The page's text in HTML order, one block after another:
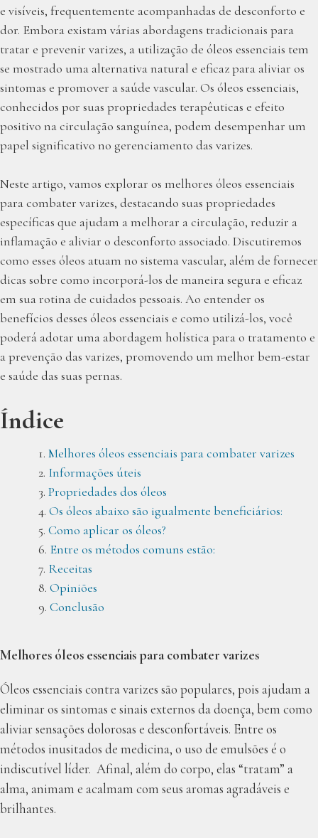
e visíveis, frequentemente acompanhadas de desconforto e
dor. Embora existam várias abordagens tradicionais para
tratar e prevenir varizes, a utilização de óleos essenciais tem
se mostrado uma alternativa natural e eficaz para aliviar os
sintomas e promover a saúde vascular. Os óleos essenciais,
conhecidos por suas propriedades terapêuticas e efeito
positivo na circulação sanguínea, podem desempenhar um
papel significativo no gerenciamento das varizes.
Neste artigo, vamos explorar os melhores óleos essenciais
para combater varizes, destacando suas propriedades
específicas que ajudam a melhorar a circulação, reduzir a
inflamação e aliviar o desconforto associado. Discutiremos
como esses óleos atuam no sistema vascular, além de fornecer
dicas sobre como incorporá-los de maneira segura e eficaz
em sua rotina de cuidados pessoais. Ao entender os
benefícios desses óleos essenciais e como utilizá-los, você
poderá adotar uma abordagem holística para o tratamento e
a prevenção das varizes, promovendo um melhor bem-estar
e saúde das suas pernas.
Índice
Melhores óleos essenciais para combater varizes
Informações úteis
Propriedades dos óleos
Os óleos abaixo são igualmente beneficiários:
Como aplicar os óleos?
Entre os métodos comuns estão:
Receitas
Opiniões
Conclusão
Melhores óleos essenciais para combater varizes
Óleos essenciais contra varizes são populares, pois ajudam a
eliminar os sintomas e sinais externos da doença, bem como
aliviar sensações dolorosas e desconfortáveis. Entre os
métodos inusitados de medicina, o uso de emulsões é o
indiscutível líder. Afinal, além do corpo, elas “tratam” a
alma, animam e acalmam com seus aromas agradáveis e
brilhantes.